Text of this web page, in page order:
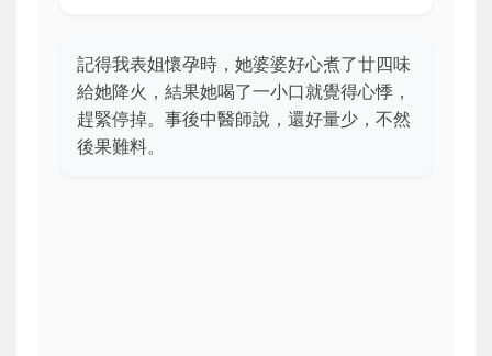
記得我表姐懷孕時，她婆婆好心煮了廿四味
給她降火，結果她喝了一小口就覺得心悸，
趕緊停掉。事後中醫師說，還好量少，不然
後果難料。